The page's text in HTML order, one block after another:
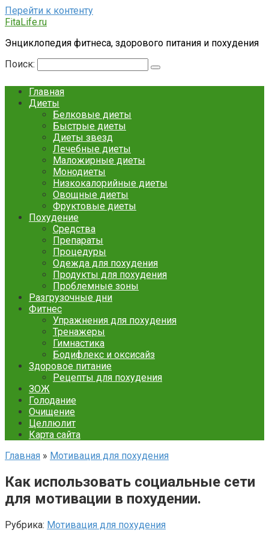
Перейти к контенту
FitaLife.ru
Энциклопедия фитнеса, здорового питания и похудения
Поиск:
Главная
Диеты
Белковые диеты
Быстрые диеты
Диеты звезд
Лечебные диеты
Маложирные диеты
Монодиеты
Низкокалорийные диеты
Овощные диеты
Фруктовые диеты
Похудение
Средства
Препараты
Процедуры
Одежда для похудения
Продукты для похудения
Проблемные зоны
Разгрузочные дни
Фитнес
Упражнения для похудения
Тренажеры
Гимнастика
Бодифлекс и оксисайз
Здоровое питание
Рецепты для похудения
ЗОЖ
Голодание
Очищение
Целлюлит
Карта сайта
Главная » Мотивация для похудения
Как использовать социальные сети
для мотивации в похудении.
Рубрика: Мотивация для похудения